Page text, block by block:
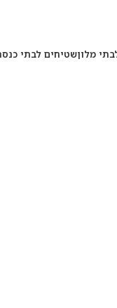
מלוןשטיחים לבתי